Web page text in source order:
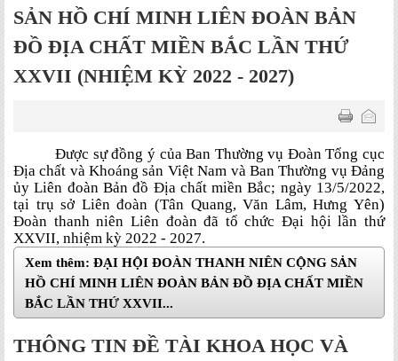
SẢN HỒ CHÍ MINH LIÊN ĐOÀN BẢN
ĐỒ ĐỊA CHẤT MIỀN BẮC LẦN THỨ
XXVII (NHIỆM KỲ 2022 - 2027)
Được sự đồng ý của Ban Thường vụ Đoàn Tổng cục
Địa chất và Khoáng sản Việt Nam và Ban Thường vụ Đảng
ủy Liên đoàn Bản đồ Địa chất miền Bắc; ngày 13/5/2022,
tại trụ sở Liên đoàn (Tân Quang, Văn Lâm, Hưng Yên)
Đoàn thanh niên Liên đoàn đã tổ chức Đại hội lần thứ
XXVII, nhiệm kỳ 2022 - 2027.
Xem thêm: ĐẠI HỘI ĐOÀN THANH NIÊN CỘNG SẢN
HỒ CHÍ MINH LIÊN ĐOÀN BẢN ĐỒ ĐỊA CHẤT MIỀN
BẮC LẦN THỨ XXVII...
THÔNG TIN ĐỀ TÀI KHOA HỌC VÀ